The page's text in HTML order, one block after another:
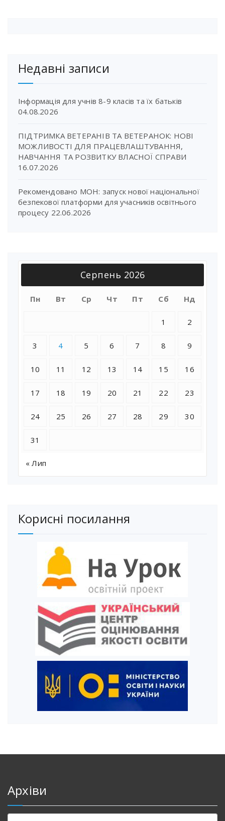
Недавні записи
Інформація для учнів 8-9 класів та їх батьків
04.08.2026
ПІДТРИМКА ВЕТЕРАНІВ ТА ВЕТЕРАНОК: НОВІ
МОЖЛИВОСТІ ДЛЯ ПРАЦЕВЛАШТУВАННЯ,
НАВЧАННЯ ТА РОЗВИТКУ ВЛАСНОЇ СПРАВИ
16.07.2026
Рекомендовано МОН: запуск нової національної
безпекової платформи для учасників освітнього
процесу 22.06.2026
Серпень 2026
Пн Вт Ср Чт Пт Сб Нд
1 2
3 4 5 6 7 8 9
10 11 12 13 14 15 16
17 18 19 20 21 22 23
24 25 26 27 28 29 30
31
« Лип
Корисні посилання
Архіви
Архіви